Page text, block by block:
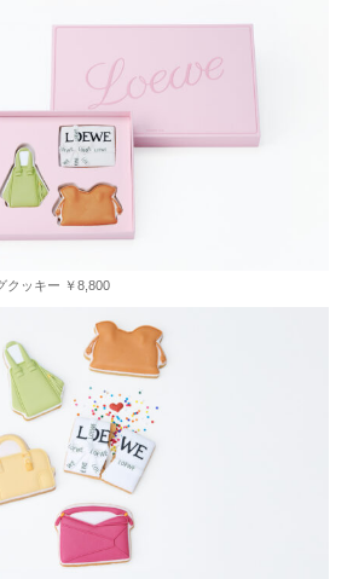
クッキー ￥8,800